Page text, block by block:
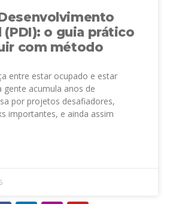
(PDI): o guia prático
com método
entre estar ocupado e estar
gente acumula anos de
por projetos desafiadores,
importantes, e ainda assim